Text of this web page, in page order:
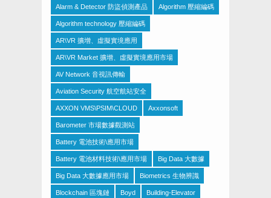
Alarm & Detector 防盜偵測產品 Algorithm 壓縮編碼
Algorithm technology 壓縮編碼
AR\VR 擴增、虛擬實境應用
AR\VR Market 擴增、虛擬實境應用市場
AV Network 音視訊傳輸
Aviation Security 航空航站安全
AXXON VMS\PSIM\CLOUD Axxonsoft
Barometer 市場數據觀測站
Battery 電池技術\應用市場
Battery 電池材料技術\應用市場 Big Data 大數據
Big Data 大數據應用市場 Biometrics 生物辨識
Blockchain 區塊鏈 Boyd Building-Elevator